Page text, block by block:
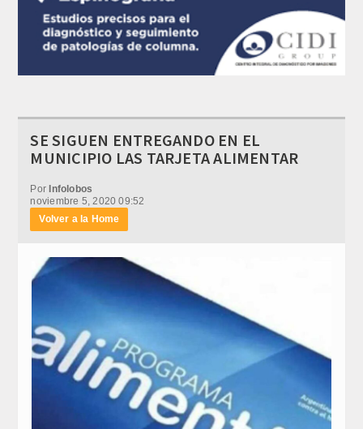
SE SIGUEN ENTREGANDO EN EL
MUNICIPIO LAS TARJETA ALIMENTAR
PorInfolobos
noviembre 5, 2020 09:52
Volver a la Home